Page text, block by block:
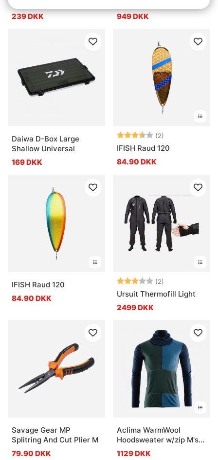
Heather
239 DKK
Brace Gunmetal
949 DKK
Daiwa D-Box Large
Shallow Universal
169 DKK
Vurdering: (2)
IFISH Raud 120
84.90 DKK
IFISH Raud 120
84.90 DKK
Vurdering: (2)
Ursuit Thermofill Light
2499 DKK
Savage Gear MP
Splitring And Cut Plier M
79.90 DKK
Aclima WarmWool
Hoodsweater w/zip M's
Navy Blazer/Green
1129 DKK